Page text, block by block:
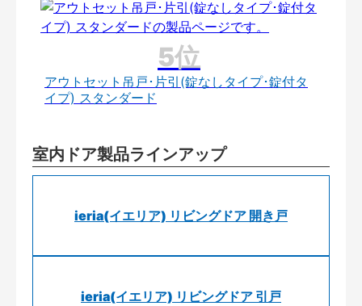
アウトセット吊戸･片引(錠なしタイプ･錠付タ
イプ) スタンダード
室内ドア製品ラインアップ
ieria(イエリア) リビングドア 開き戸
ieria(イエリア) リビングドア 引戸